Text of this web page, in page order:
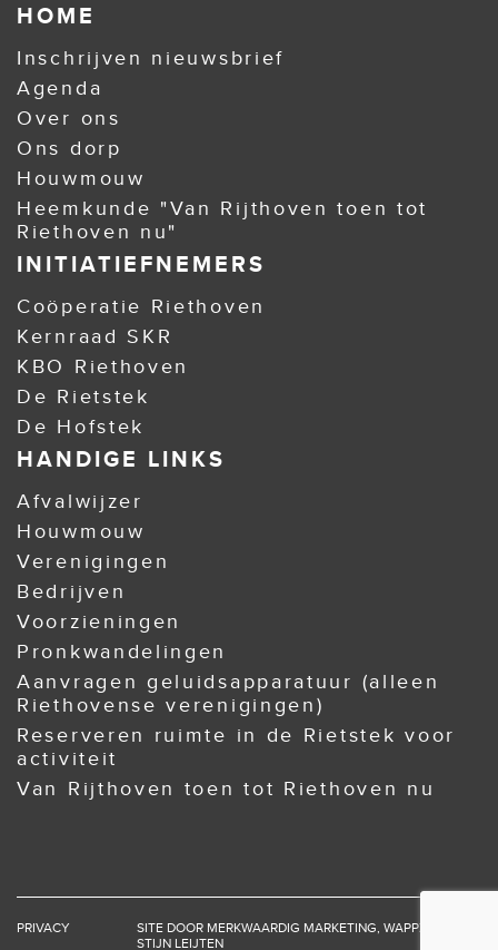
HOME
Inschrijven nieuwsbrief
Agenda
Over ons
Ons dorp
Houwmouw
Heemkunde "Van Rijthoven toen tot
Riethoven nu"
INITIATIEFNEMERS
Coöperatie Riethoven
Kernraad SKR
KBO Riethoven
De Rietstek
De Hofstek
HANDIGE LINKS
Afvalwijzer
Houwmouw
Verenigingen
Bedrijven
Voorzieningen
Pronkwandelingen
Aanvragen geluidsapparatuur (alleen
Riethovense verenigingen)
Reserveren ruimte in de Rietstek voor
activiteit
Van Rijthoven toen tot Riethoven nu
PRIVACY SITE DOOR MERKWAARDIG MARKETING WAPPZ
STIJN LEIJTEN